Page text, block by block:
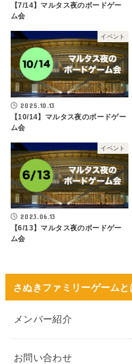
【7/14】マルタス夜のボードゲー
ム会
イベント
2025.10.13
【10/14】マルタス夜のボードゲー
ム会
イベント
2023.06.13
【6/13】マルタス夜のボードゲー
ム会
さぬきファミリーゲームと
メンバー紹介
お問い合わせ